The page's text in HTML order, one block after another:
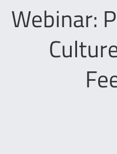
Webinar: